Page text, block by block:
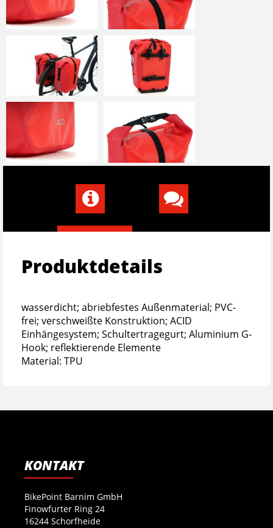
Produktdetails
wasserdicht; abriebfestes Außenmaterial; PVC-
frei; verschweißte Konstruktion; ACID
Einhängesystem; Schultertragegurt; Aluminium G-
Hook; reflektierende Elemente
Material: TPU
KONTAKT
BikePoint Barnim GmbH
Finowfurter Ring 24
16244 Schorfheide